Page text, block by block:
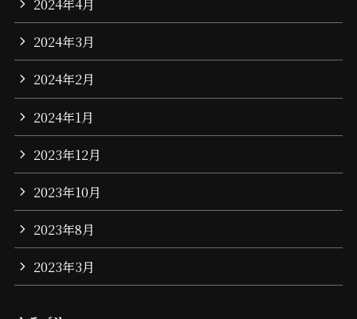
2024年4月
2024年3月
2024年2月
2024年1月
2023年12月
2023年10月
2023年8月
2023年3月